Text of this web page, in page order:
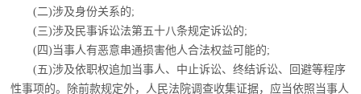
(二)涉及身份关系的;
(三)涉及民事诉讼法第五十八条规定诉讼的;
(四)当事人有恶意串通损害他人合法权益可能的;
(五)涉及依职权追加当事人、中止诉讼、终结诉讼、回避等程序
性事项的。
除前款规定外，人民法院调查收集证据，应当依照当事人